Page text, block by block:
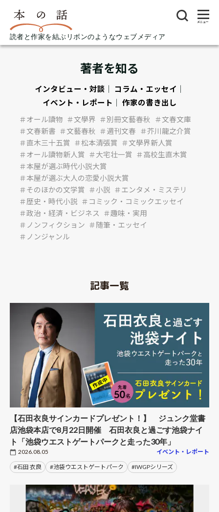
読者と作家を結ぶリボンのようなウェブメディア
メニュー
著者を知る
インタビュー・対談 コラム・エッセイ
イベント・レポート
作家の書き出し
＃オール讀物 ＃文學界 ＃別冊文藝春秋
＃文春文庫
＃文春新書 ＃文藝春秋 ＃週刊文春
＃芥川龍之介賞
＃直木三十五賞
＃松本清張賞
＃文學界新人賞
＃オール讀物新人賞
＃大宅壮一賞
＃高校生直木賞
＃本屋が選ぶ時代小説大賞
＃本屋が選ぶ大人の恋愛小説大賞
＃そのほかの文学賞
＃小説 ＃エンタメ・ミステリ
＃歴史・時代小説 ＃コミック・コミックエッセイ
＃政治・経済・ビジネス
＃趣味・実用
＃ノンフィクション ＃随筆・エッセイ
＃ノンジャンル
記事一覧
【石田衣良サインカードプレゼント！】 ジュンク堂書
店池袋本店で8月22日開催 石田衣良と過ごす池袋ナイ
ト「池袋ウエストゲートパークと走った30年」
2026.08.05 イベント・レポート
#石田 衣良 #池袋ウエストゲートパーク #IWGPシリーズ